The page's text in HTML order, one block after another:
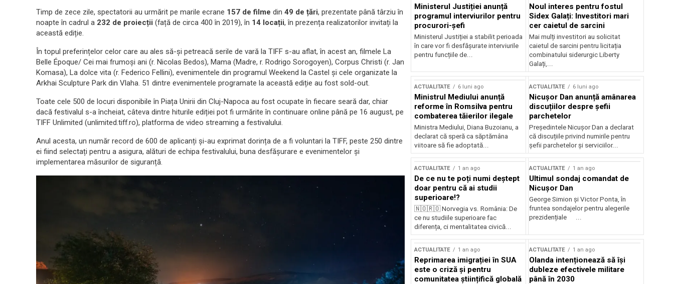
Timp de zece zile, spectatorii au urmărit pe marile ecrane 157 de filme din 49 de țări, prezentate până târziu în
noapte în cadrul a 232 de proiecții (față de circa 400 în 2019), în 14 locații, în prezența realizatorilor invitați la
această ediție.
În topul preferințelor celor care au ales să-și petreacă serile de vară la TIFF s-au aflat, în acest an, filmele La
Belle Époque/ Cei mai frumoși ani (r. Nicolas Bedos), Mama (Madre, r. Rodrigo Sorogoyen), Corpus Christi (r. Jan
Komasa), La dolce vita (r. Federico Fellini), evenimentele din programul Weekend la Castel și cele organizate la
Arkhai Sculpture Park din Vlaha. 51 dintre evenimentele programate la această ediție au fost sold-out.
Toate cele 500 de locuri disponibile în Piața Unirii din Cluj-Napoca au fost ocupate în fiecare seară dar, chiar
dacă festivalul s-a încheiat, câteva dintre hiturile ediției pot fi urmărite în continuare online până pe 16 august, pe
TIFF Unlimited (unlimited.tiff.ro), platforma de video streaming a festivalului.
Anul acesta, un număr record de 600 de aplicanți și-au exprimat dorința de a fi voluntari la TIFF, peste 250 dintre
ei fiind selectați pentru a asigura, alături de echipa festivalului, buna desfășurare e evenimentelor și
implementarea măsurilor de siguranță.
Ministerul Justiției anunță
programul interviurilor pentru
procurori-șefi
Ministerul Justiției a stabilit perioada
în care vor fi desfășurate interviurile
pentru funcțiile de...
Noul interes pentru fostul
Sidex Galați: Investitori mari
cer caietul de sarcini
Mai mulți investitori au solicitat
caietul de sarcini pentru licitația
combinatului siderurgic Liberty
Galați,...
ACTUALITATE 6 luni ago
Ministrul Mediului anunță
reforme în Romsilva pentru
combaterea tăierilor ilegale
Ministra Mediului, Diana Buzoianu, a
declarat că speră ca săptămâna
viitoare să fie adoptată...
ACTUALITATE 6 luni ago
Nicușor Dan anunță amânarea
discuțiilor despre șefii
parchetelor
Președintele Nicușor Dan a declarat
că discuțiile privind numirile pentru
șefii parchetelor și serviciilor...
ACTUALITATE 1 an ago
De ce nu te poți numi deștept
doar pentru că ai studii
superioare!?
🇳🇴🇷🇴 Norvegia vs. România: De
ce nu studiile superioare fac
diferența, ci mentalitatea civică...
ACTUALITATE 1 an ago
Ultimul sondaj comandat de
Nicușor Dan
George Simion și Victor Ponta, în
fruntea sondajelor pentru alegerile
prezidențiale ...
ACTUALITATE 1 an ago
Reprimarea imigrației în SUA
este o criză și pentru
comunitatea științifică globală
ACTUALITATE 1 an ago
Olanda intenționează să își
dubleze efectivele militare
până în 2030